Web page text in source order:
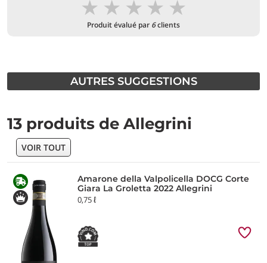
★
★
★
★
★
Produit évalué par 6clients
AUTRES SUGGESTIONS
13 produits de Allegrini
VOIR TOUT
Amarone della Valpolicella DOCG Corte
Giara La Groletta 2022 Allegrini
0,75 ℓ